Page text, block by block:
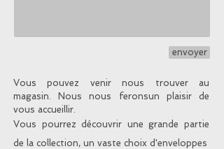
envoyer
Vous pouvez venir nous trouver au
magasin. Nous nous feronsun plaisir de
vous accueillir.
Vous pourrez découvrir une grande partie
de la collection, un vaste choix d'enveloppes